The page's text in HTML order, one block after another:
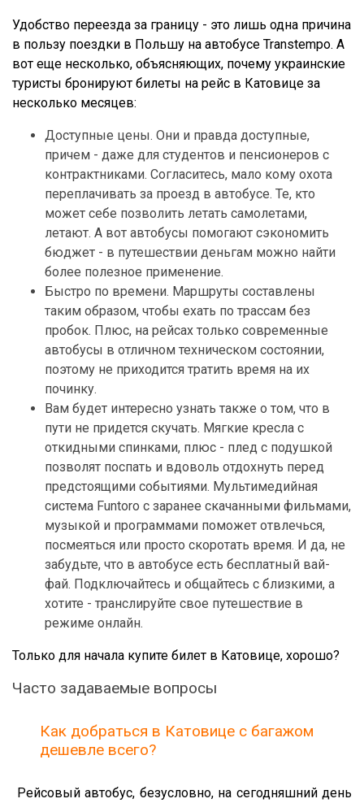
Удобство переезда за границу - это лишь одна причина
в пользу поездки в Польшу на автобусе Transtempo. А
вот еще несколько, объясняющих, почему украинские
туристы бронируют билеты на рейс в Катовице за
несколько месяцев:
Доступные цены. Они и правда доступные,
причем - даже для студентов и пенсионеров с
контрактниками. Согласитесь, мало кому охота
переплачивать за проезд в автобусе. Те, кто
может себе позволить летать самолетами,
летают. А вот автобусы помогают сэкономить
бюджет - в путешествии деньгам можно найти
более полезное применение.
Быстро по времени. Маршруты составлены
таким образом, чтобы ехать по трассам без
пробок. Плюс, на рейсах только современные
автобусы в отличном техническом состоянии,
поэтому не приходится тратить время на их
починку.
Вам будет интересно узнать также о том, что в
пути не придется скучать. Мягкие кресла с
откидными спинками, плюс - плед с подушкой
позволят поспать и вдоволь отдохнуть перед
предстоящими событиями. Мультимедийная
система Funtoro с заранее скачанными фильмами,
музыкой и программами поможет отвлечься,
посмеяться или просто скоротать время. И да, не
забудьте, что в автобусе есть бесплатный вай-
фай. Подключайтесь и общайтесь с близкими, а
хотите - транслируйте свое путешествие в
режиме онлайн.
Только для начала купите билет в Катовице, хорошо?
Часто задаваемые вопросы
Как добраться в Катовице с багажом
дешевле всего?
Рейсовый автобус, безусловно, на сегодняшний день